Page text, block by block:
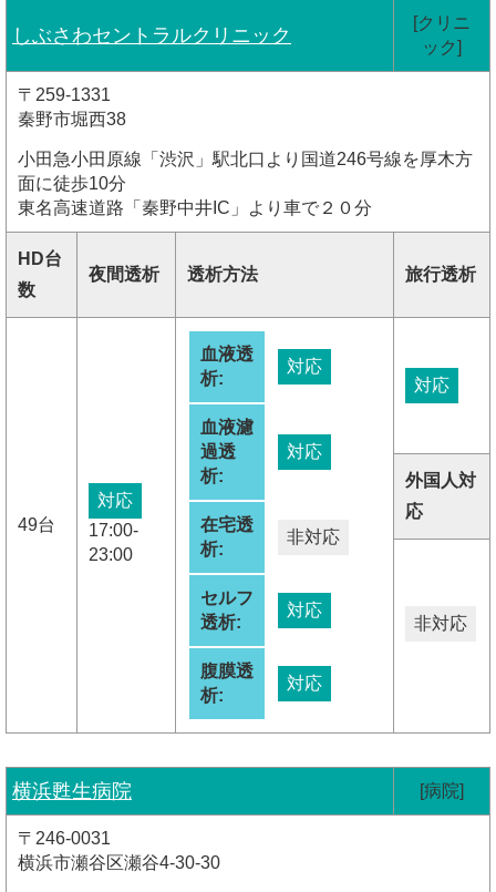
しぶさわセントラルクリニック
[クリニ
ック]
〒259-1331
秦野市堀西38
小田急小田原線「渋沢」駅北口より国道246号線を厚木方
面に徒歩10分
東名高速道路「秦野中井IC」より車で２０分
HD台
数
夜間透析 透析方法 旅行透析
49台
対応
17:00-
23:00
血液透
析:
対応
血液濾
過透
析:
対応
在宅透
析:
非対応
セルフ
透析:
対応
腹膜透
析:
対応
対応
外国人対
応
非対応
横浜甦生病院 [病院]
〒246-0031
横浜市瀬谷区瀬谷4-30-30